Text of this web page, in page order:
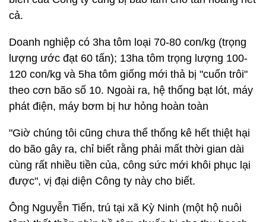
cả.
Doanh nghiệp có 3ha tôm loại 70-80 con/kg (trọng
lượng ước đạt 60 tấn); 13ha tôm trọng lượng 100-
120 con/kg và 5ha tôm giống mới thả bị "cuốn trôi"
theo cơn bão số 10. Ngoài ra, hệ thống bạt lót, máy
phát điện, máy bơm bị hư hỏng hoàn toàn
"Giờ chúng tôi cũng chưa thể thống kê hết thiệt hại
do bão gây ra, chỉ biết rằng phải mất thời gian dài
cùng rất nhiều tiền của, công sức mới khôi phục lại
được", vị đại diện Công ty này cho biết.
Ông Nguyễn Tiến, trú tại xã Kỳ Ninh (một hộ nuôi